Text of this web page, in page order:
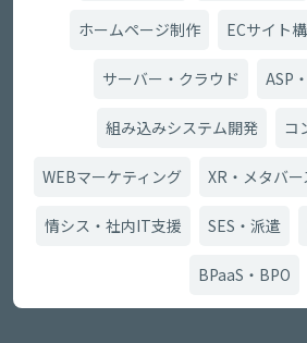
ホームページ制作 ECサイト
サーバー・クラウド ASP
組み込みシステム開発 コ
WEBマーケティング XR・メタバー
情シス・社内IT支援 SES・派遣
BPaaS・BPO